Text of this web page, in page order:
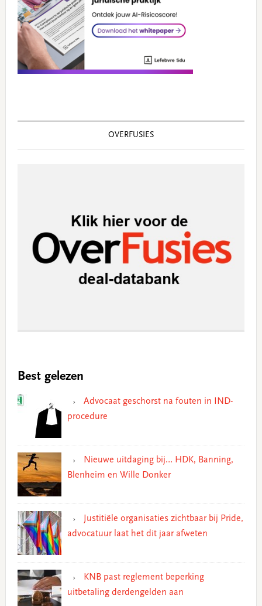
OVERFUSIES
Best gelezen
Advocaat geschorst na fouten in IND-
procedure
Nieuwe uitdaging bij… HDK, Banning,
Blenheim en Wille Donker
Justitiële organisaties zichtbaar bij Pride,
advocatuur laat het dit jaar afweten
KNB past reglement beperking
uitbetaling derdengelden aan